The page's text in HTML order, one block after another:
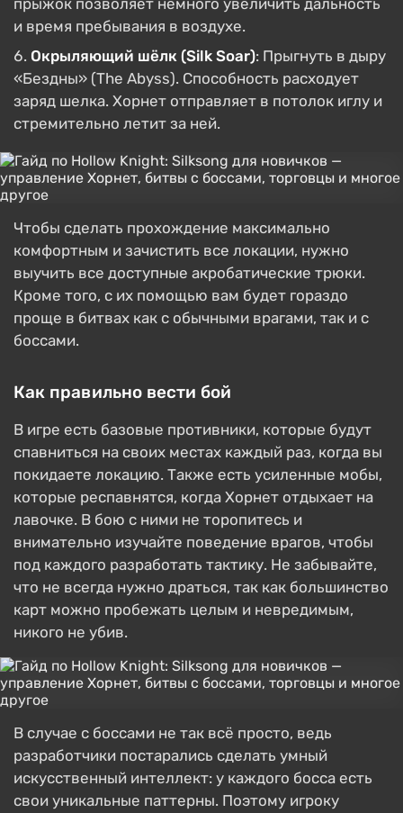
прыжок позволяет немного увеличить дальность
и время пребывания в воздухе.
Окрыляющий шёлк (Silk Soar): Прыгнуть в дыру
«Бездны» (The Abyss). Способность расходует
заряд шелка. Хорнет отправляет в потолок иглу и
стремительно летит за ней.
Чтобы сделать прохождение максимально
комфортным и зачистить все локации, нужно
выучить все доступные акробатические трюки.
Кроме того, с их помощью вам будет гораздо
проще в битвах как с обычными врагами, так и с
боссами.
Как правильно вести бой
В игре есть базовые противники, которые будут
спавниться на своих местах каждый раз, когда вы
покидаете локацию. Также есть усиленные мобы,
которые респавнятся, когда Хорнет отдыхает на
лавочке. В бою с ними не торопитесь и
внимательно изучайте поведение врагов, чтобы
под каждого разработать тактику. Не забывайте,
что не всегда нужно драться, так как большинство
карт можно пробежать целым и невредимым,
никого не убив.
В случае с боссами не так всё просто, ведь
разработчики постарались сделать умный
искусственный интеллект: у каждого босса есть
свои уникальные паттерны. Поэтому игроку